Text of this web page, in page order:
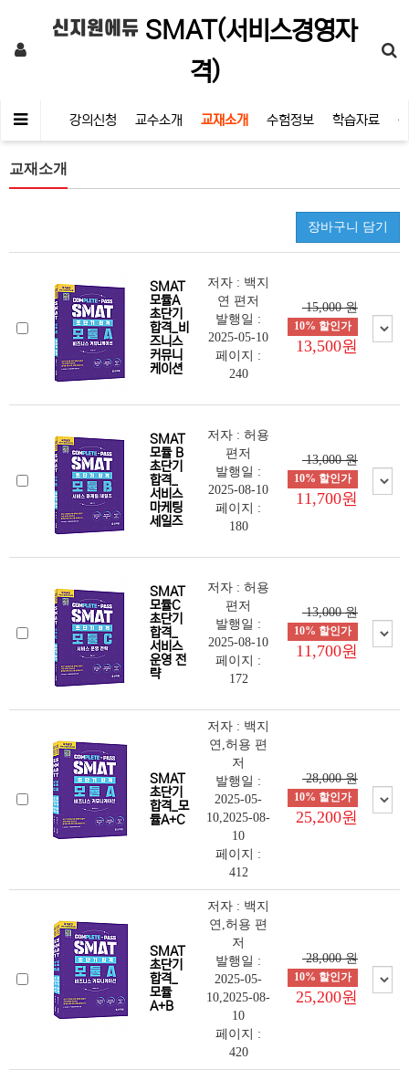
신지원에듀 SMAT(서비스경영자
격)
내강의실 강의신청 교수소개 교재소개 수험정보 학습자료
교재소개
장바구니 담기
SMAT
모듈A
초단기
합격_비
즈니스
커뮤니
케이션
저자 : 백지
연 편저
발행일 :
2025-05-10
페이지 :
240
15,000 원
10% 할인가
13,500원
SMAT
모듈 B
초단기
합격_
서비스
마케팅
세일즈
저자 : 허용
편저
발행일 :
2025-08-10
페이지 :
180
13,000 원
10% 할인가
11,700원
SMAT
모듈C
초단기
합격_
서비스
운영 전
략
저자 : 허용
편저
발행일 :
2025-08-10
페이지 :
172
13,000 원
10% 할인가
11,700원
SMAT
초단기
합격_모
듈A+C
저자 : 백지
연,허용 편
저
발행일 :
2025-05-
10,2025-08-
10
페이지 :
412
28,000 원
10% 할인가
25,200원
SMAT
초단기
합격_
모듈
A+B
저자 : 백지
연,허용 편
저
발행일 :
2025-05-
10,2025-08-
10
페이지 :
420
28,000 원
10% 할인가
25,200원